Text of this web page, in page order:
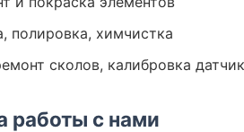
полировка, химчистка
сколов, калибровка
работы с нами